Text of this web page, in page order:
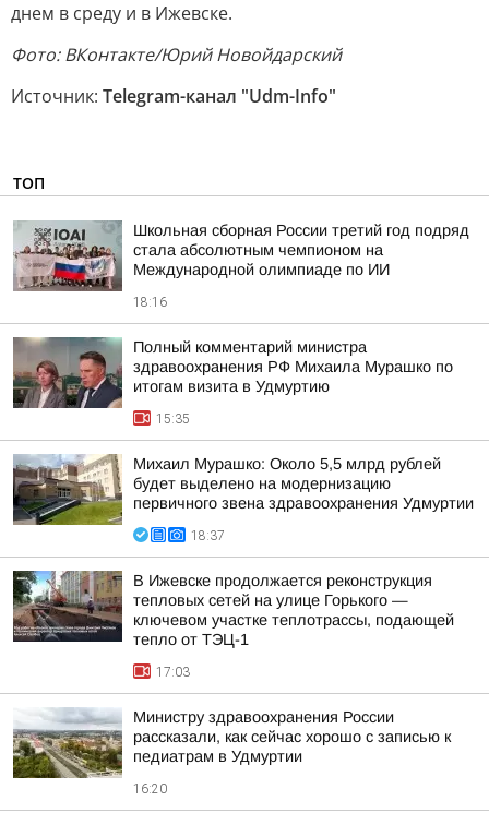
днем в среду и в Ижевске.
Фото: ВКонтакте/Юрий Новойдарский
Источник: Telegram-канал "Udm-Info"
ТОП
Школьная сборная России третий год подряд
стала абсолютным чемпионом на
Международной олимпиаде по ИИ
18:16
Полный комментарий министра
здравоохранения РФ Михаила Мурашко по
итогам визита в Удмуртию
15:35
Михаил Мурашко: Около 5,5 млрд рублей
будет выделено на модернизацию
первичного звена здравоохранения Удмуртии
18:37
В Ижевске продолжается реконструкция
тепловых сетей на улице Горького —
ключевом участке теплотрассы, подающей
тепло от ТЭЦ-1
17:03
Министру здравоохранения России
рассказали, как сейчас хорошо с записью к
педиатрам в Удмуртии
16:20